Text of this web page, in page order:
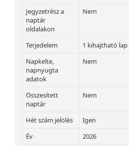
Jegyzetrész a
naptár
oldalakon
Nem
Terjedelem
1 kihajtható lap
Napkelte,
napnyugta
adatok
Nem
Összesített
naptár
Nem
Hét szám jelölés
Igen
Év
2026